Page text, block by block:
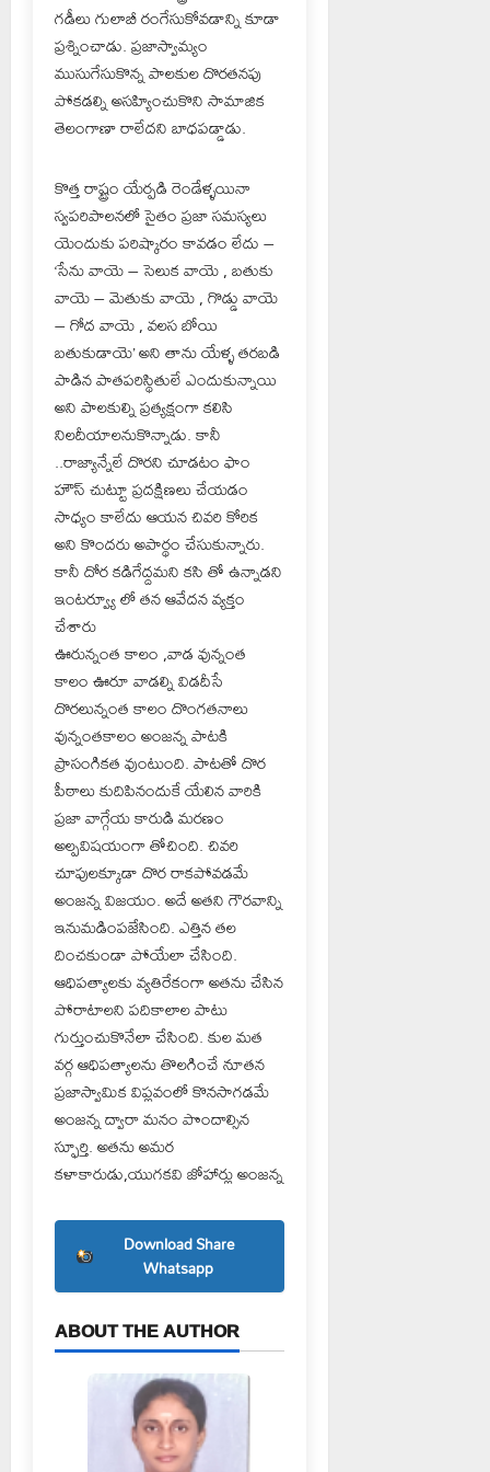
గడీలు గులాబీ రంగేసుకోవడాన్ని కూడా
ప్రశ్నించాడు. ప్రజాస్వామ్యం
ముసుగేసుకొన్న పాలకుల దొరతనపు
పోకడల్ని అసహ్యించుకొని సామాజిక
తెలంగాణా రాలేదని బాధపడ్డాడు.
కొత్త రాష్ట్రం యేర్పడి రెండేళ్ళయినా
స్వపరిపాలనలో సైతం ప్రజా సమస్యలు
యెందుకు పరిష్కారం కావడం లేదు –
‘సేను వాయె – సెలుక వాయె , బతుకు
వాయె – మెతుకు వాయె , గొడ్డు వాయె
– గోద వాయె , వలస బోయి
బతుకుడాయె’ అని తాను యేళ్ళ తరబడి
పాడిన పాతపరిస్థితులే ఎందుకున్నాయి
అని పాలకుల్ని ప్రత్యక్షంగా కలిసి
నిలదీయాలనుకొన్నాడు. కానీ
..రాజ్యాన్నేలే దొరని చూడటం ఫాం
హౌస్ చుట్టూ ప్రదక్షిణలు చేయడం
సాధ్యం కాలేదు ఆయన చివరి కోరిక
అని కొందరు అపార్థం చేసుకున్నారు.
కానీ దోర కడిగేద్దమని కసి తో ఉన్నాడని
ఇంటర్వ్యూ లో తన ఆవేదన వ్యక్తం
చేశారు
ఊరున్నంత కాలం ,వాడ వున్నంత
కాలం ఊరూ వాడల్ని విడదీసే
దొరలున్నంత కాలం దొంగతనాలు
వున్నంతకాలం అంజన్న పాటకి
ప్రాసంగికత వుంటుంది. పాటతో దొర
పీఠాలు కుదిపినందుకే యేలిన వారికి
ప్రజా వాగ్గేయ కారుడి మరణం
అల్పవిషయంగా తోచింది. చివరి
చూపులక్కూడా దొర రాకపోవడమే
అంజన్న విజయం. అదే అతని గౌరవాన్ని
ఇనుమడింపజేసింది. ఎత్తిన తల
దించకుండా పోయేలా చేసింది.
ఆధిపత్యాలకు వ్యతిరేకంగా అతను చేసిన
పోరాటాలని పదికాలాల పాటు
గుర్తుంచుకొనేలా చేసింది. కుల మత
వర్గ ఆధిపత్యాలను తొలగించే నూతన
ప్రజాస్వామిక విప్లవంలో కొనసాగడమే
అంజన్న ద్వారా మనం పొందాల్సిన
స్ఫూర్తి. అతను అమర
కళాకారుడు,యుగకవి జోహార్లు అంజన్న
Download Share
Whatsapp
ABOUT THE AUTHOR